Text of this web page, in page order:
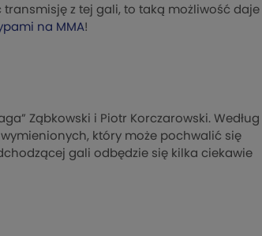
z tej gali, to taką możliwość daje
na MMA!
Ząbkowski i Piotr Korczarowski. Według
który może pochwalić się
gali odbędzie się kilka ciekawie